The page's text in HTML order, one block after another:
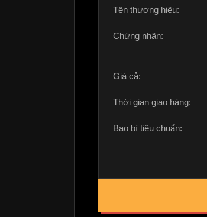
Tên thương hiệu:
Chứng nhận:
Giá cả:
Thời gian giao hàng:
Bao bì tiêu chuẩn: